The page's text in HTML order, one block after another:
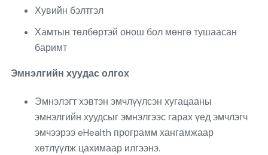
Хувийн бэлтгэл
Хамтын төлбөртэй онош бол мөнгө тушаасан
баримт
Эмнэлгийн хуудас олгох
Эмнэлэгт хэвтэн эмчлүүлсэн хугацааны
эмнэлгийн хуудсыг эмнэлгээс гарах үед эмчлэгч
эмчээрээ eHealth программ хангамжаар
хөтлүүлж цахимаар илгээнэ.